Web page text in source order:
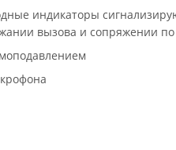
индикаторы
вызова и сопряжении